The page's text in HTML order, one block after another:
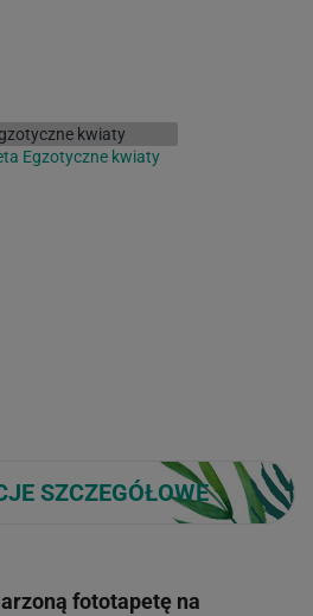
Egzotyczne kwiaty
SZCZEGÓŁOWE
fototapetę na